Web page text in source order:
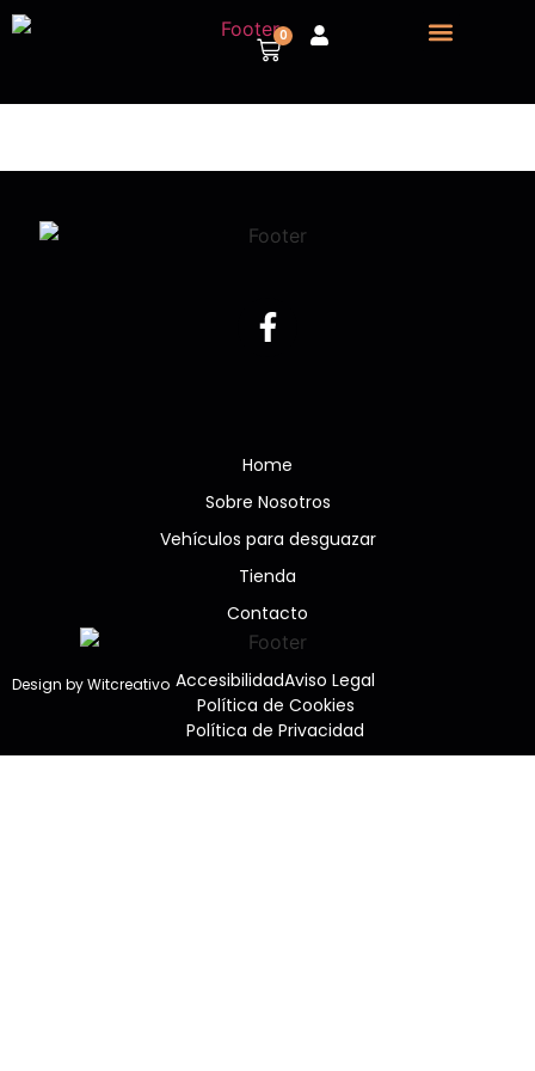
0
Home
Sobre Nosotros
Vehículos para desguazar
Tienda
Contacto
Design by Witcreativo AccesibilidadAviso Legal
Política de Cookies
Política de Privacidad